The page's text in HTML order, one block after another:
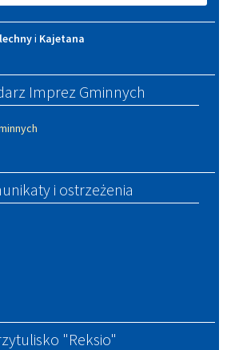
i Kajetana
Imprez Gminnych
i ostrzeżenia
"Reksio"